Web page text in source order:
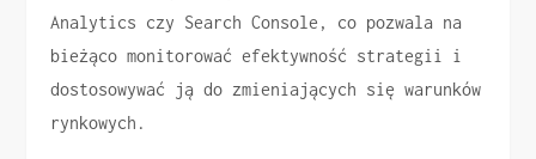
Analytics czy Search Console, co pozwala na
bieżąco monitorować efektywność strategii i
dostosowywać ją do zmieniających się warunków
rynkowych.